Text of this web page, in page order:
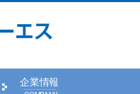
企業情報